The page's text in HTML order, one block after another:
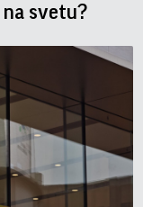
svetu?